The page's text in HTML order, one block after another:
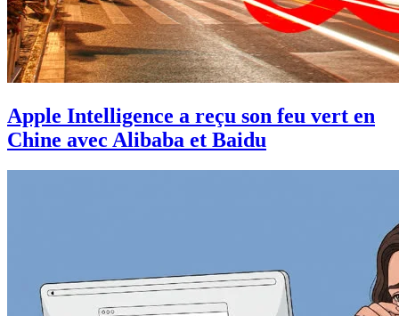
Apple Intelligence a reçu son feu vert en
Chine avec Alibaba et Baidu